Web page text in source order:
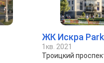
ЖК Искра
1кв. 2021
Троицкий